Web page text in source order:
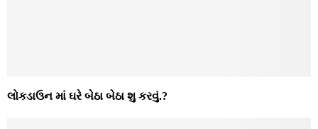
લોકડાઉન માં ઘરે બેઠા બેઠા શુ કરવું.?